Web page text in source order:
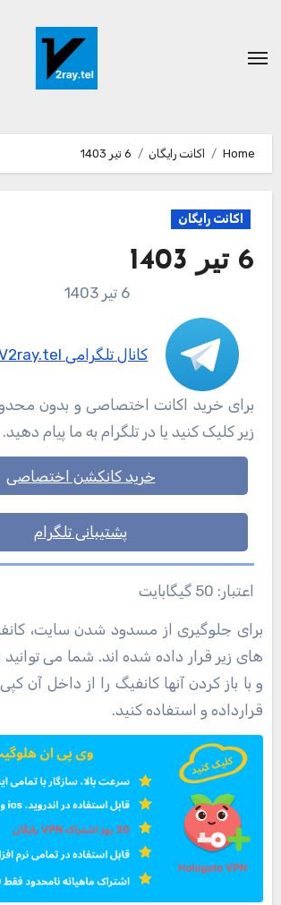
content
Home اکانت رایگان 6 تیر 1403
اکانت رایگان
6 تیر 1403
6 تیر 1403
کانال تلگرامی V2ray.tel
برای خرید اکانت اختصاصی و بدون
زیر کلیک کنید یا در تلگرام به ما پیام دهید.
خرید کانکشن اختصاصی
پشتیبانی تلگرام
اعتبار: 50 گیگابایت
برای جلوگیری از مسدود شدن سایت، کانفیگ های در فایل
های زیر قرار داده شده اند. شما می توانید
و با باز کردن آنها کانفیگ را از داخل آن
قرارداده و استفاده کنید.